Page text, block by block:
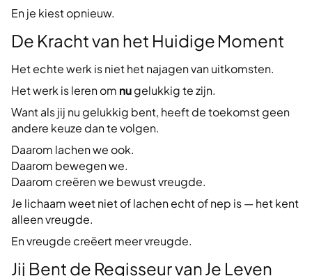
En je kiest opnieuw.
De Kracht van het Huidige Moment
Het echte werk is niet het najagen van uitkomsten.
Het werk is leren om nugelukkig te zijn.
Want als jij nu gelukkig bent, heeft de toekomst geen
andere keuze dan te volgen.
Daarom lachen we ook.
Daarom bewegen we.
Daarom creëren we bewust vreugde.
Je lichaam weet niet of lachen echt of nep is — het kent
alleen vreugde.
En vreugde creëert meer vreugde.
Jij Bent de Regisseur van Je Leven